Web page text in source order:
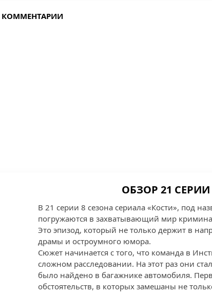
ОБЗОР 21
В 21 серии 8 сезона сериала «Кости», под
погружаются в захватывающий мир
Это эпизод, который не только держит в
драмы и остроумного юмора.
Сюжет начинается с того, что команда в
сложном расследовании. На этот раз они
было найдено в багажнике автомобиля.
обстоятельств, в которых замешаны не